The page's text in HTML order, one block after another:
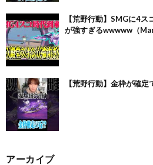
【荒野行動】SMGに4
が強すぎるwwwww（
【荒野行動】金枠が確
アーカイブ